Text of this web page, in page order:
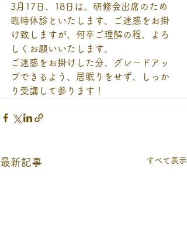
3月17日、18日は、研修会出席のため
臨時休診といたします。ご迷惑をお掛
け致しますが、何卒ご理解の程、よろ
しくお願いいたします。
ご迷惑をお掛けした分、グレードアッ
プできるよう、居眠りをせず、しっか
り受講して参ります！
最新記事 すべて表示